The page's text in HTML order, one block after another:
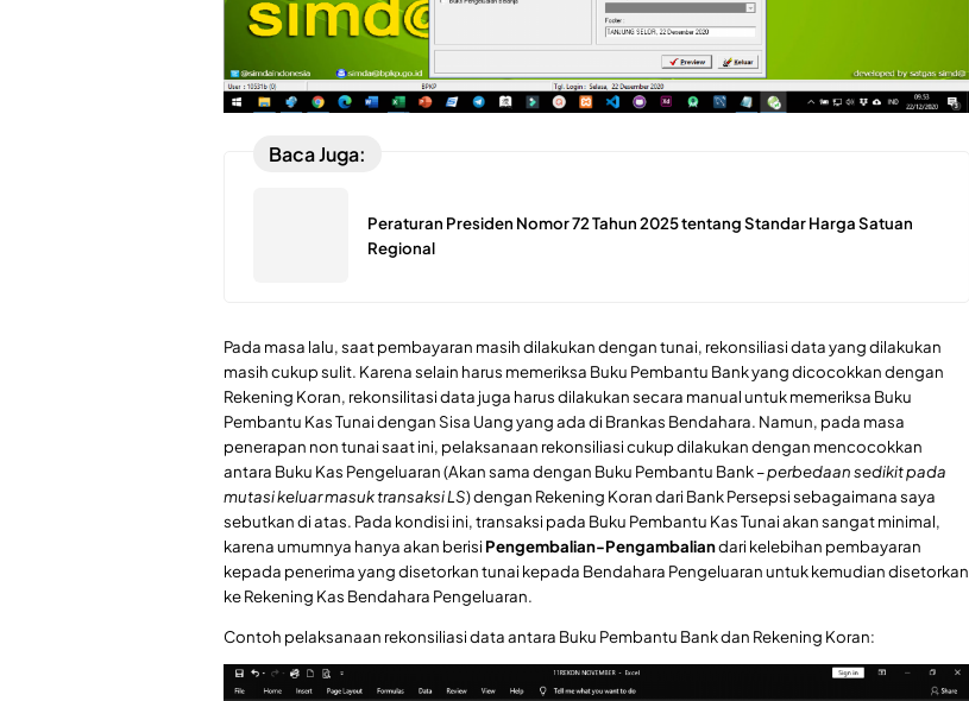
Baca Juga:
Peraturan Presiden Nomor 72 Tahun 2025 tentang Standar Harga Satuan
Regional
Pada masa lalu, saat pembayaran masih dilakukan dengan tunai, rekonsiliasi data yang dilakukan
masih cukup sulit. Karena selain harus memeriksa Buku Pembantu Bank yang dicocokkan dengan
Rekening Koran, rekonsilitasi data juga harus dilakukan secara manual untuk memeriksa Buku
Pembantu Kas Tunai dengan Sisa Uang yang ada di Brankas Bendahara. Namun, pada masa
penerapan non tunai saat ini, pelaksanaan rekonsiliasi cukup dilakukan dengan mencocokkan
antara Buku Kas Pengeluaran (Akan sama dengan Buku Pembantu Bank –perbedaan sedikit pada
mutasi keluar masuk transaksi LS) dengan Rekening Koran dari Bank Persepsi sebagaimana saya
sebutkan di atas. Pada kondisi ini, transaksi pada Buku Pembantu Kas Tunai akan sangat minimal,
karena umumnya hanya akan berisi Pengembalian-Pengambaliandari kelebihan pembayaran
kepada penerima yang disetorkan tunai kepada Bendahara Pengeluaran untuk kemudian disetorkan
ke Rekening Kas Bendahara Pengeluaran.
Contoh pelaksanaan rekonsiliasi data antara Buku Pembantu Bank dan Rekening Koran: